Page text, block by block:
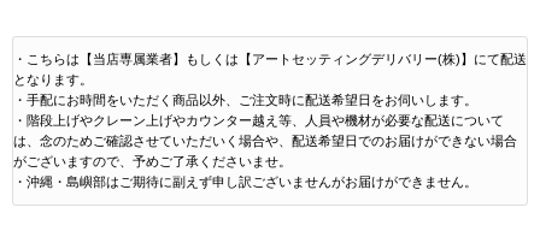
・こちらは【当店専属業者】もしくは【アートセッティングデリバリー(株)】にて配送
となります。
・手配にお時間をいただく商品以外、ご注文時に配送希望日をお伺いします。
・階段上げやクレーン上げやカウンター越え等、人員や機材が必要な配送について
は、念のためご確認させていただいく場合や、配送希望日でのお届けができない場合
がございますので、予めご了承くださいませ。
・沖縄・島嶼部はご期待に副えず申し訳ございませんがお届けができません。